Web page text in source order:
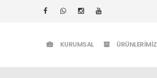
KURUMSAL ÜRÜNLERIMIZ